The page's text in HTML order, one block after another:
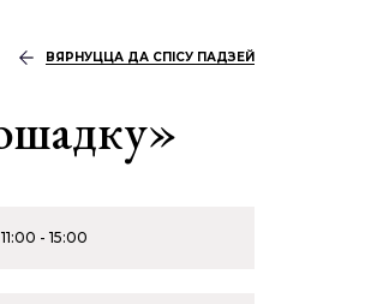
ВЯРНУЦЦА ДА СПІСУ ПАДЗЕЙ
11:00 - 15:00